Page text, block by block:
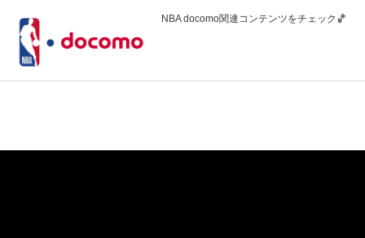
NBA docomo関連コンテンツをチェック🏀